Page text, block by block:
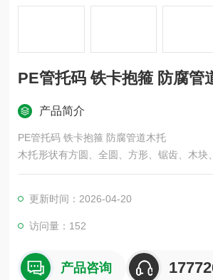
PE管托码 铁卡抱箍 防腐管
产品简介
PE管托码 铁卡抱箍 防腐管道木托
木托形状有方圆、全圆、方形、锯齿、木块
120度、180度等可按客户要求制作。保冷
料：主要是以红松木,杨木,柳木,橡塑板为
腐沥青柒侵泡和防水。具有防虫蛀,不吸水
点。配上经防锈的镀锌卡环,施工方便,经济美
更新时间：2026-04-20
访问量：152
产品咨询